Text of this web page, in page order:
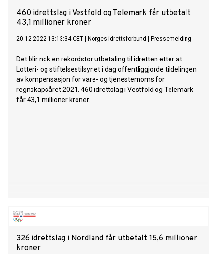
460 idrettslag i Vestfold og Telemark får utbetalt
43,1 millioner kroner
20.12.2022 13:13:34 CET Norges idrettsforbund Pressemelding
Det blir nok en rekordstor utbetaling til idretten etter at
Lotteri- og stiftelsestilsynet i dag offentliggjorde tildelingen
av kompensasjon for vare- og tjenestemoms for
regnskapsåret 2021. 460 idrettslag i Vestfold og Telemark
får 43,1 millioner kroner.
326 idrettslag i Nordland får utbetalt 15,6 millioner
kroner